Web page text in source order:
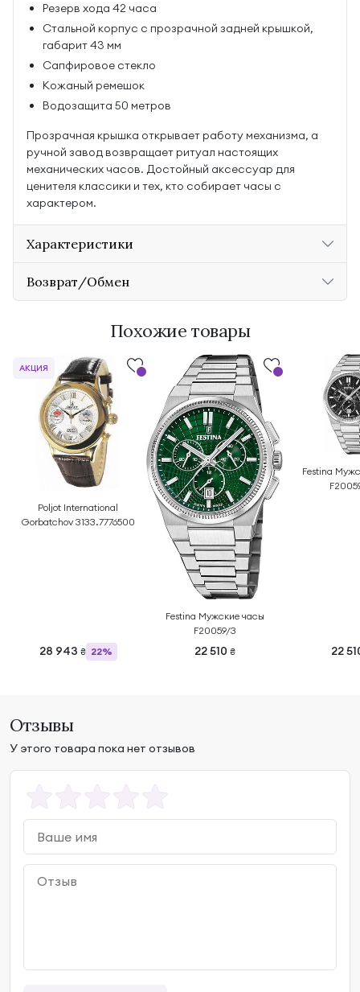
Резерв хода 42 часа
Стальной корпус с прозрачной задней крышкой,
габарит 43 мм
Сапфировое стекло
Кожаный ремешок
Водозащита 50 метров
Прозрачная крышка открывает работу механизма, а
ручной завод возвращает ритуал настоящих
механических часов. Достойный аксессуар для
ценителя классики и тех, кто собирает часы с
характером.
Характеристики
Возврат/Обмен
Похожие товары
Poljot International
Gorbatchov 3133.7776500
28 943 ₴ 22%
АКЦИЯ
Festina Мужские часы
F20059/3
22 510 ₴
Festina
22
Отзывы
У этого товара пока нет отзывов